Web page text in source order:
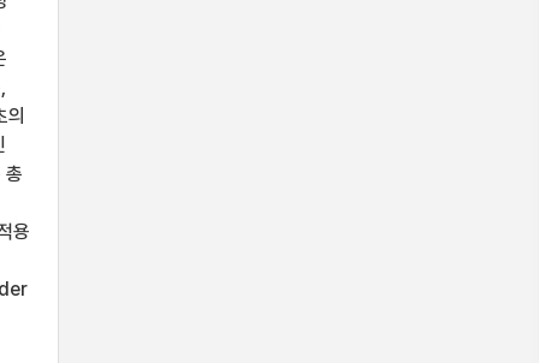
총
용